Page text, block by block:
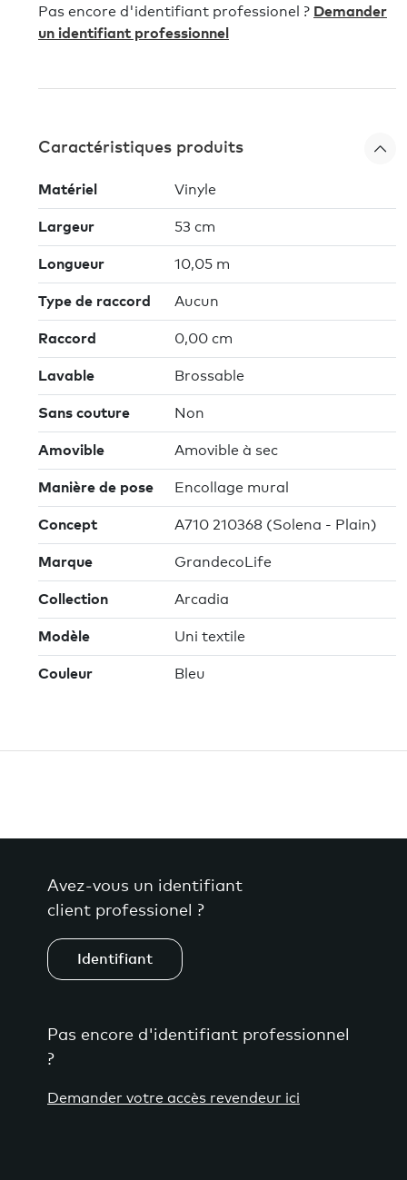
Pas encore d'identifiant professionel ? Demander
un identifiant professionnel
Caractéristiques produits
Matériel Vinyle
Largeur 53 cm
Longueur 10,05 m
Type de raccord Aucun
Raccord 0,00 cm
Lavable Brossable
Sans couture Non
Amovible Amovible à sec
Manière de pose Encollage mural
Concept A710 210368 (Solena - Plain)
Marque GrandecoLife
Collection Arcadia
Modèle Uni textile
Couleur Bleu
Avez-vous un identifiant
client professionel ?
Identifiant
Pas encore d'identifiant professionnel
?
Demander votre accès revendeur ici